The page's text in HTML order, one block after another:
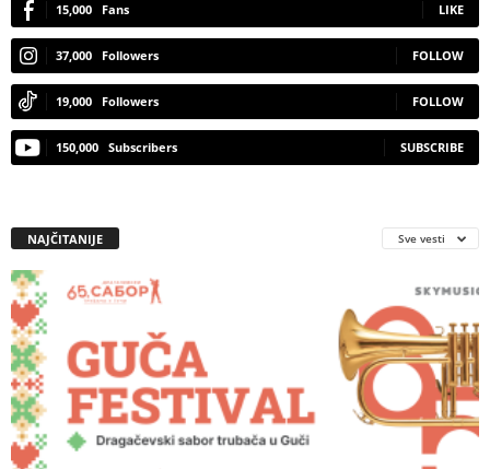
15,000 Fans LIKE
37,000 Followers FOLLOW
19,000 Followers FOLLOW
150,000 Subscribers SUBSCRIBE
NAJČITANIJE Sve vesti